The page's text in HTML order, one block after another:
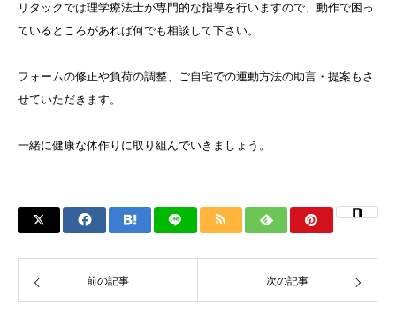
リタックでは理学療法士が専門的な指導を行いますので、動作で困っ
ているところがあれば何でも相談して下さい。
フォームの修正や負荷の調整、ご自宅での運動方法の助言・提案もさ
せていただきます。
一緒に健康な体作りに取り組んでいきましょう。
前の記事 次の記事